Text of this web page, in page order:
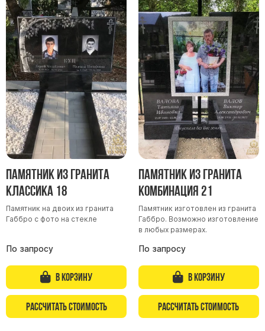
Арочные памятники
Памятники Крест
Памятники военным
Часовни из белого мрамора и гранита
Скульптуры, барельефы и бюсты из бронзы
Колумбарий
Недорогие памятники
Памятники с фотокерамикой
Памятники животным
Памятники двойные
Памятники маме
Памятники девушке
Памятники мужчине
Памятники дедушке
Памятник из гранита
Классика 18
Памятник на двоих из гранита
Габбро с фото на стекле
По запросу
В корзину
Рассчитать стоимость
Памятник из гранита
Комбинация 21
Памятник изготовлен из гранита
Габбро. Возможно изготовление
в любых размерах.
По запросу
В корзину
Рассчитать стоимость